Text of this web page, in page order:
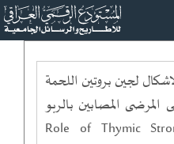
لجين بروتين اللحمة
المرضى المصابين بالربو
== Role of Thymic